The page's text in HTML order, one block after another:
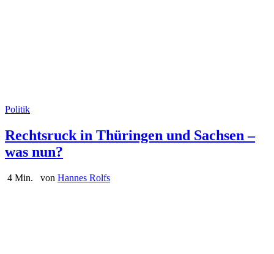
Politik
Rechtsruck in Thüringen und Sachsen –
was nun?
4 Min. von Hannes Rolfs